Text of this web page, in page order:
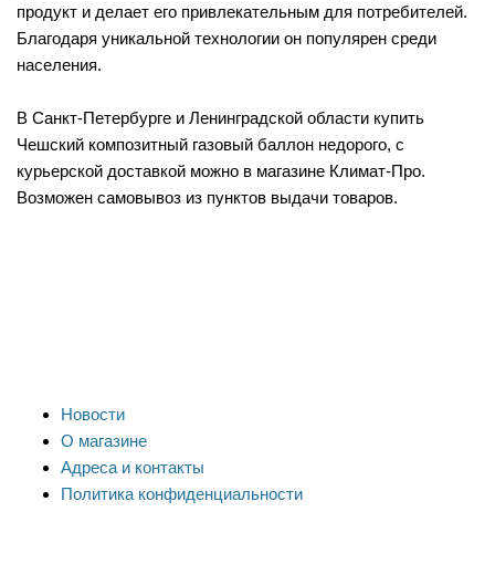
продукт и делает его привлекательным для потребителей.
Благодаря уникальной технологии он популярен среди
населения.
В Санкт-Петербурге и Ленинградской области купить
Чешский композитный газовый баллон недорого, с
курьерской доставкой можно в магазине Климат-Про.
Возможен самовывоз из пунктов выдачи товаров.
Новости
О магазине
Адреса и контакты
Политика конфиденциальности